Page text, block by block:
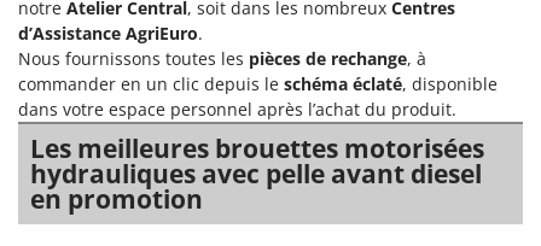
Perches Élagueuses
Pétrins à Spirale
Piscines
Planteuses de pommes de terre pour tracteur
Plateaux de coupe pour tracteur
Plumeuses
Pompes d'irrigation à tracteur
Francini
G
G3 Ferrari
Gardena
Garofalo
GeoTech
notre Atelier Central, soit dans les nombreux Centres
d’Assistance AgriEuro.
Nous fournissons toutes les pièces de rechange, à
commander en un clic depuis le schéma éclaté, disponible
dans votre espace personnel après l’achat du produit.
Les meilleures brouettes motorisées
hydrauliques avec pelle avant diesel
en promotion